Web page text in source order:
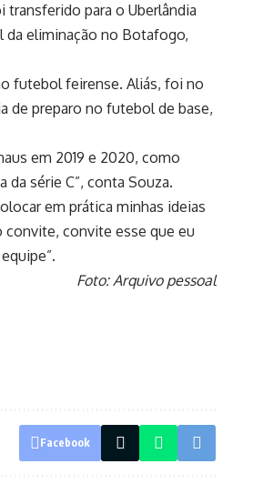
para o Uberlândia
da eliminação no Botafogo,
futebol feirense. Aliás, foi no
de preparo no futebol de base,
em 2019 e 2020, como
série C”, conta Souza.
em prática minhas ideias
convite, convite esse que eu
Foto: Arquivo pessoal
Facebook